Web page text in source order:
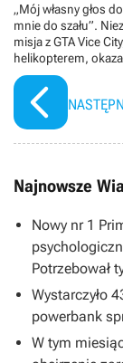
„Mój własny głos
mnie do szału”.
misja z GTA Vice
helikopterem,
przejścia dla
Najnowsze
Nowy nr 1
Potrzebował
Wystarczyło
powerbank
W tym